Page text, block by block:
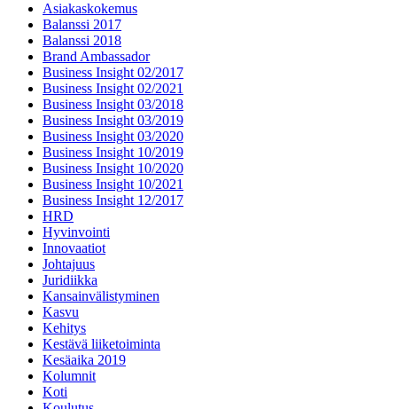
Asiakaskokemus
Balanssi 2017
Balanssi 2018
Brand Ambassador
Business Insight 02/2017
Business Insight 02/2021
Business Insight 03/2018
Business Insight 03/2019
Business Insight 03/2020
Business Insight 10/2019
Business Insight 10/2020
Business Insight 10/2021
Business Insight 12/2017
HRD
Hyvinvointi
Innovaatiot
Johtajuus
Juridiikka
Kansainvälistyminen
Kasvu
Kehitys
Kestävä liiketoiminta
Kesäaika 2019
Kolumnit
Koti